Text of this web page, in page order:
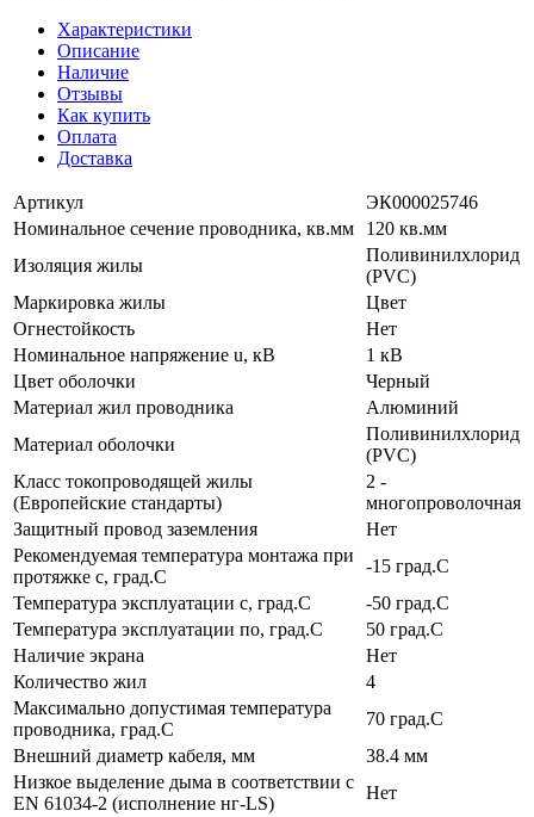
Характеристики
Описание
Наличие
Отзывы
Как купить
Оплата
Доставка
Артикул
ЭК000025746
Номинальное сечение проводника, кв.мм
120 кв.мм
Изоляция жилы
Поливинилхлорид
(PVC)
Маркировка жилы
Цвет
Огнестойкость
Нет
Номинальное напряжение u, кВ
1 кВ
Цвет оболочки
Черный
Материал жил проводника
Алюминий
Материал оболочки
Поливинилхлорид
(PVC)
Класс токопроводящей жилы
(Европейские стандарты)
2 -
многопроволочная
Защитный провод заземления
Нет
Рекомендуемая температура монтажа при
протяжке с, град.C
-15 град.C
Температура эксплуатации с, град.C
-50 град.C
Температура эксплуатации по, град.C
50 град.C
Наличие экрана
Нет
Количество жил
4
Максимально допустимая температура
проводника, град.C
70 град.C
Внешний диаметр кабеля, мм
38.4 мм
Низкое выделение дыма в соответствии с
EN 61034-2 (исполнение нг-LS)
Нет